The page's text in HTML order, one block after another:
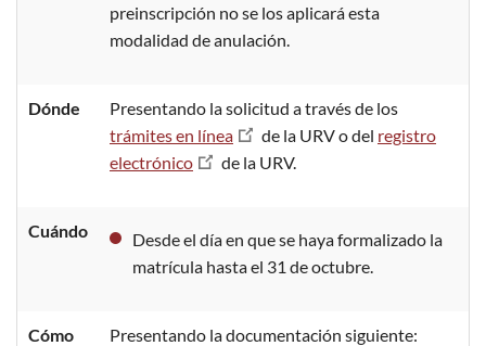
preinscripción no se los aplicará esta
modalidad de anulación.
Dónde
Presentando la solicitud a través de los
trámites en línea
de la URV o del registro
electrónico
de la URV.
Cuándo
Desde el día en que se haya formalizado la
matrícula hasta el 31 de octubre.
Cómo Presentando la documentación siguiente: